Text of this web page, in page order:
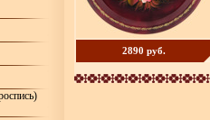
2890 руб.